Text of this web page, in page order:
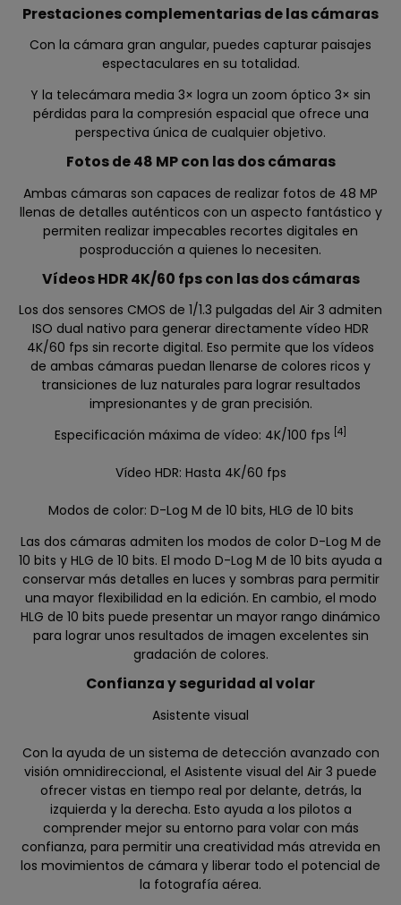
Prestaciones complementarias de las cámaras
Con la cámara gran angular, puedes capturar paisajes
espectaculares en su totalidad.
Y la telecámara media 3× logra un zoom óptico 3× sin
pérdidas para la compresión espacial que ofrece una
perspectiva única de cualquier objetivo.
Fotos de 48 MP con las dos cámaras
Ambas cámaras son capaces de realizar fotos de 48 MP
llenas de detalles auténticos con un aspecto fantástico y
permiten realizar impecables recortes digitales en
posproducción a quienes lo necesiten.
Vídeos HDR 4K/60 fps con las dos cámaras
Los dos sensores CMOS de 1/1.3 pulgadas del Air 3 admiten
ISO dual nativo para generar directamente vídeo HDR
4K/60 fps sin recorte digital. Eso permite que los vídeos
de ambas cámaras puedan llenarse de colores ricos y
transiciones de luz naturales para lograr resultados
impresionantes y de gran precisión.
Especificación máxima de vídeo: 4K/100 fps [4]
Vídeo HDR: Hasta 4K/60 fps
Modos de color: D-Log M de 10 bits, HLG de 10 bits
Las dos cámaras admiten los modos de color D-Log M de
10 bits y HLG de 10 bits. El modo D-Log M de 10 bits ayuda a
conservar más detalles en luces y sombras para permitir
una mayor flexibilidad en la edición. En cambio, el modo
HLG de 10 bits puede presentar un mayor rango dinámico
para lograr unos resultados de imagen excelentes sin
gradación de colores.
Confianza y seguridad al volar
Asistente visual
Con la ayuda de un sistema de detección avanzado con
visión omnidireccional, el Asistente visual del Air 3 puede
ofrecer vistas en tiempo real por delante, detrás, la
izquierda y la derecha. Esto ayuda a los pilotos a
comprender mejor su entorno para volar con más
confianza, para permitir una creatividad más atrevida en
los movimientos de cámara y liberar todo el potencial de
la fotografía aérea.